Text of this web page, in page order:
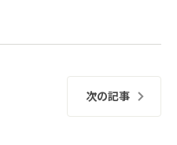
次の記事